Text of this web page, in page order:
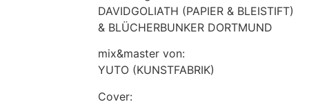
DAVIDGOLIATH (PAPIER & BLEISTIFT)
& BLÜCHERBUNKER DORTMUND
mix&master von:
YUTO (KUNSTFABRIK)
Cover: